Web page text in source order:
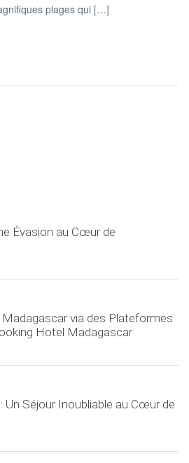
plages qui […]
Évasion au Cœur de
via des Plateformes
Hotel Madagascar
Séjour Inoubliable au Cœur de